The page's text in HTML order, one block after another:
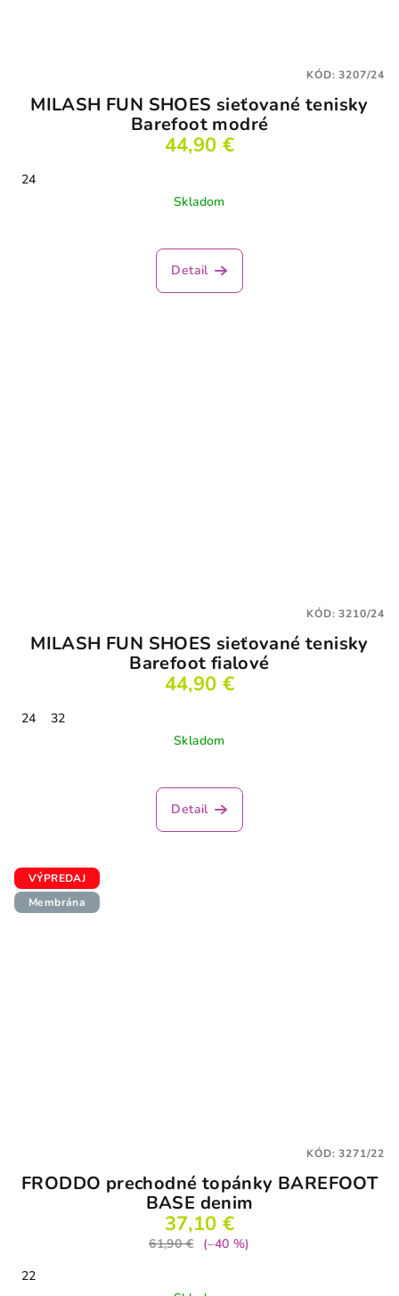
MILASH FUN SHOES sieťované tenisky
Barefoot modré
44,90 €
24
Skladom
hodnotenie
produktu
Detail
KÓD:3207/24
MILASH FUN SHOES sieťované tenisky
Barefoot fialové
44,90 €
24
32
Skladom
hodnotenie
produktu
Detail
KÓD:3210/24
VÝPREDAJ
Membrána
FRODDO prechodné topánky BAREFOOT
BASE denim
37,10 €
61,90 €
(–40 %)
22
KÓD:3271/22